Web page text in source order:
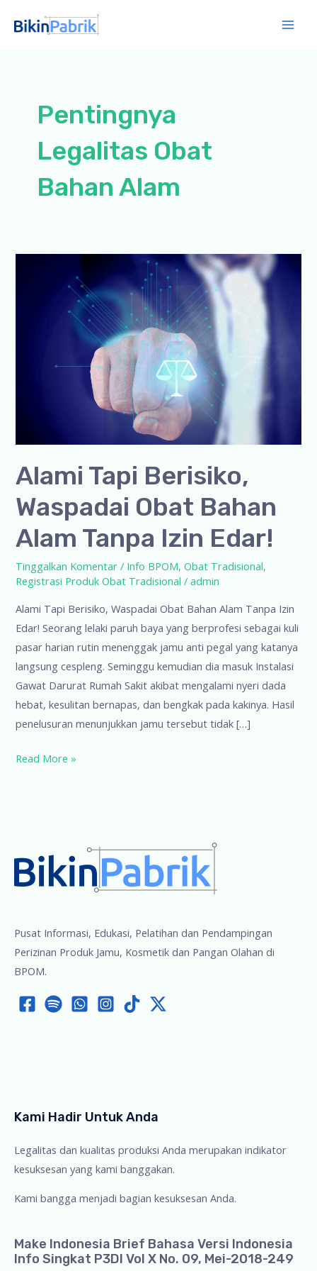
Pentingnya
Legalitas Obat
Bahan Alam
Alami Tapi Berisiko,
Waspadai Obat Bahan
Alam Tanpa Izin Edar!
Tinggalkan Komentar / Info BPOM,Obat Tradisional,
Registrasi Produk Obat Tradisional /admin
Alami Tapi Berisiko, Waspadai Obat Bahan Alam Tanpa Izin
Edar! Seorang lelaki paruh baya yang berprofesi sebagai kuli
pasar harian rutin menenggak jamu anti pegal yang katanya
langsung cespleng. Seminggu kemudian dia masuk Instalasi
Gawat Darurat Rumah Sakit akibat mengalami nyeri dada
hebat, kesulitan bernapas, dan bengkak pada kakinya. Hasil
penelusuran menunjukkan jamu tersebut tidak […]
Alami
Bahan
Alam
Tanpa
Edar!
Read More »
Pusat Informasi, Edukasi, Pelatihan dan Pendampingan
Perizinan Produk Jamu, Kosmetik dan Pangan Olahan di
BPOM.
Kami Hadir Untuk Anda
Legalitas dan kualitas produksi Anda merupakan indikator
kesuksesan yang kami banggakan.
Kami bangga menjadi bagian kesuksesan Anda.
Make Indonesia Brief Bahasa Versi Indonesia
Info Singkat P3DI Vol X No. 09, Mei-2018-249